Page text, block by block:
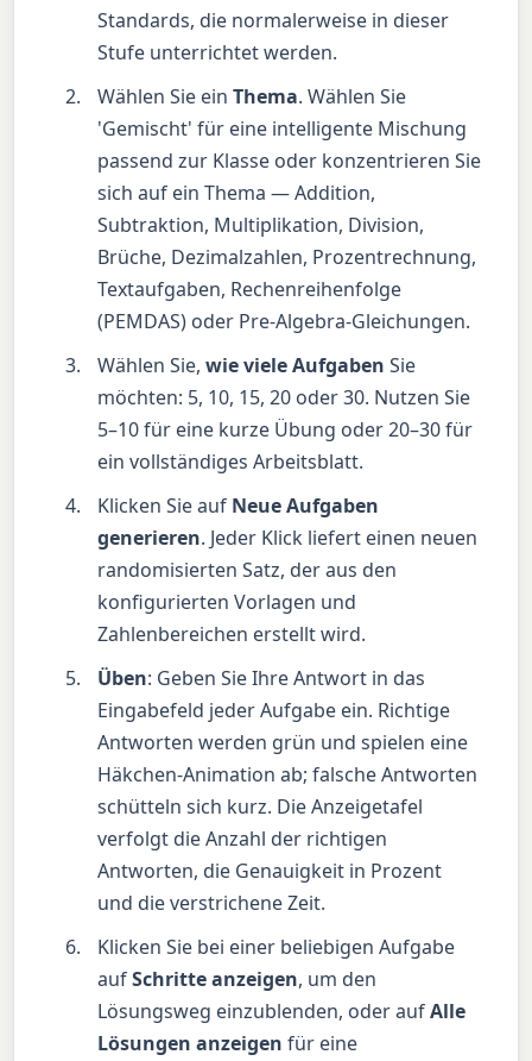
Standards, die normalerweise in dieser
Stufe unterrichtet werden.
Wählen Sie einThema. Wählen Sie
'Gemischt' für eine intelligente Mischung
passend zur Klasse oder konzentrieren Sie
sich auf ein Thema — Addition,
Subtraktion, Multiplikation, Division,
Brüche, Dezimalzahlen, Prozentrechnung,
Textaufgaben, Rechenreihenfolge
(PEMDAS) oder Pre-Algebra-Gleichungen.
Wählen Sie,wie viele Aufgaben Sie
möchten: 5, 10, 15, 20 oder 30. Nutzen Sie
5–10 für eine kurze Übung oder 20–30 für
ein vollständiges Arbeitsblatt.
Klicken Sie auf Neue Aufgaben
generieren. Jeder Klick liefert einen neuen
randomisierten Satz, der aus den
konfigurierten Vorlagen und
Zahlenbereichen erstellt wird.
Üben: Geben Sie Ihre Antwort in das
Eingabefeld jeder Aufgabe ein. Richtige
Antworten werden grün und spielen eine
Häkchen-Animation ab; falsche Antworten
schütteln sich kurz. Die Anzeigetafel
verfolgt die Anzahl der richtigen
Antworten, die Genauigkeit in Prozent
und die verstrichene Zeit.
Klicken Sie bei einer beliebigen Aufgabe
aufSchritte anzeigen, um den
Lösungsweg einzublenden, oder aufAlle
Lösungen anzeigen für eine